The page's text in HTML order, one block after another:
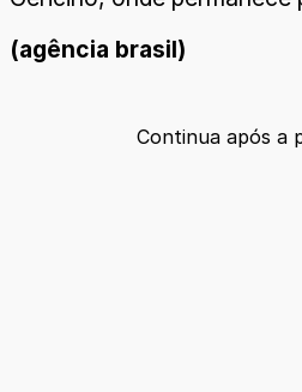
(agência brasil)
Continua após a